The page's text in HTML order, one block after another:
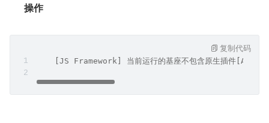
操作
[JS Framework] 当前运行的基座不包含原生插件[AR-
复制代码